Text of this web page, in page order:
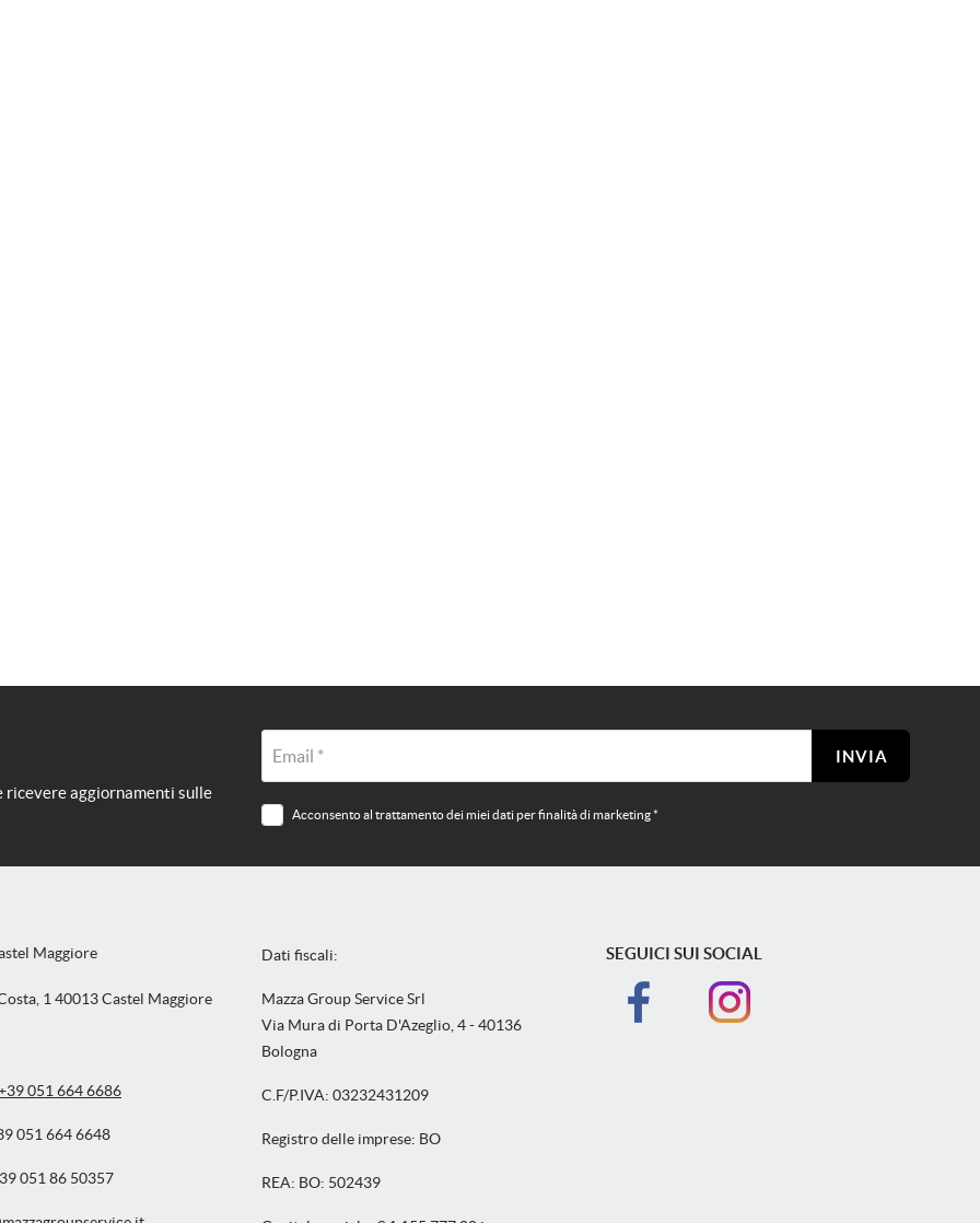
aggiornamenti sulle
Email * INVIA
Acconsento al trattamento dei miei dati per finalità di marketing *
Maggiore
1 40013 Castel Maggiore
051 664 6686
051 664 6648
051 86 50357
Dati fiscali:
Mazza Group Service Srl
Via Mura di Porta D'Azeglio, 4 - 40136
Bologna
C.F/P.IVA: 03232431209
Registro delle imprese: BO
REA: BO: 502439
SEGUICI SUI SOCIAL